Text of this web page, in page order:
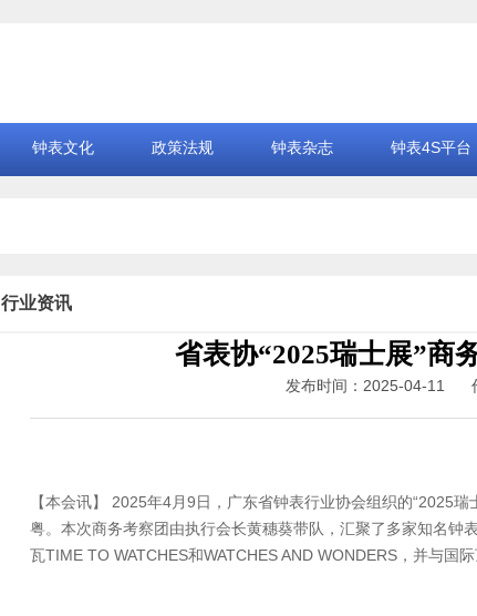
钟表文化 政策法规 钟表杂志 钟表4S平台
行业资讯
省表协“2025瑞士展”商
发布时间：2025-04-11
【本会讯】 2025年4月9日，广东省钟表行业协会组织的“2025
粤。本次商务考察团由执行会长黄穗葵带队，汇聚了多家知名钟
瓦TIME TO WATCHES和WATCHES AND WONDERS，并与国